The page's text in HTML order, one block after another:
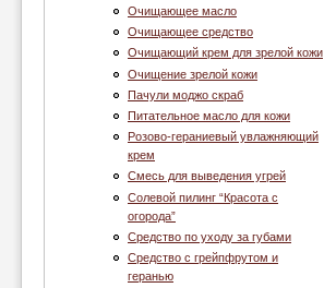
Очищающее масло
Очищающее средство
Очищающий крем для зрелой кожи
Очищение зрелой кожи
Пачули моджо скраб
Питательное масло для кожи
Розово-гераниевый увлажняющий
крем
Смесь для выведения угрей
Солевой пилинг “Красота с
огорода”
Средство по уходу за губами
Средство с грейпфрутом и
геранью